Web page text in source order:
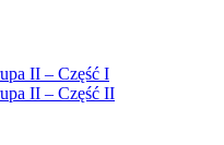
II – Część I
II – Część II